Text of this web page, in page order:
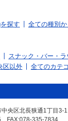
探す 全ての種別
スナック・バー・
区以外 全てのカテ
央区北長狭通1丁目3-
FAX:078-335-7834